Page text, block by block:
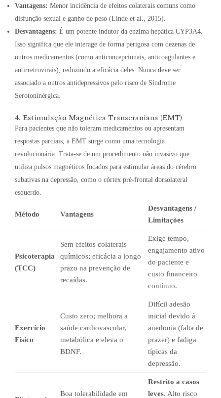
Vantagens: Menor incidência de efeitos colaterais comuns como
disfunção sexual e ganho de peso (Linde et al., 2015).
Desvantagens: É um potente indutor da enzima hepática CYP3A4.
Isso significa que ele interage de forma perigosa com dezenas de
outros medicamentos (como anticoncepcionais, anticoagulantes e
antirretrovirais), reduzindo a eficácia deles. Nunca deve ser
associado a outros antidepressivos pelo risco de Síndrome
Serotoninérgica.
4. Estimulação Magnética Transcraniana (EMT)
Para pacientes que não toleram medicamentos ou apresentam
respostas parciais, a EMT surge como uma tecnologia
revolucionária. Trata-se de um procedimento não invasivo que
utiliza pulsos magnéticos focados para estimular áreas do cérebro
subativas na depressão, como o córtex pré-frontal dorsolateral
esquerdo.
Método Vantagens
Desvantagens /
Limitações
Psicoterapia
(TCC)
Sem efeitos colaterais
químicos; eficácia a longo
prazo na prevenção de
recaídas.
Exige tempo,
engajamento ativo
do paciente e
custo financeiro
contínuo.
Exercício
Físico
Custo zero; melhora a
saúde cardiovascular,
metabólica e eleva o
BDNF.
Difícil adesão
inicial devido à
anedonia (falta de
prazer) e fadiga
típicas da
depressão.
Boa tolerabilidade em
Restrito a casos
leves. Alto risco